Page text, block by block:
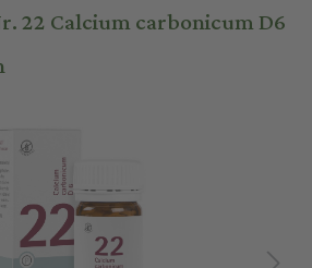
22 Calcium carbonicum D6